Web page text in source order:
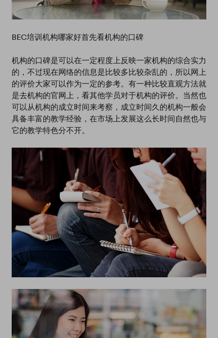
BEC培训机构哪家好首先看机构的口碑
机构的口碑是可以在一定程度上反映一家机构的综合实力
的，不过现在网络的信息是比较多比较杂乱的，所以网上
的评价大家可以作为一定的参考。有一种比较直观方法就
是去机构的官网上，看其他学员对于机构的评价。当然也
可以从机构的成立时间来考察，成立时间久的机构一般会
具备丰富的教学经验，在市场上发展这么长时间自然也与
它的教学特色分不开。